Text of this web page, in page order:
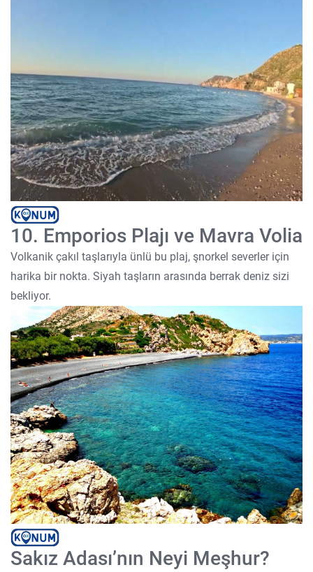
10. Emporios Plajı ve Mavra Volia
Volkanik çakıl taşlarıyla ünlü bu plaj, şnorkel severler için
harika bir nokta. Siyah taşların arasında berrak deniz sizi
bekliyor.
Sakız Adası’nın Neyi Meşhur?